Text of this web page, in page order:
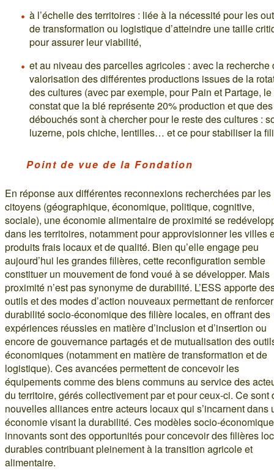
à l’échelle des territoires : liée à la nécessité pour les
de transformation ou logistique d’atteindre une taille
pour assurer leur viabilité,
et au niveau des parcelles agricoles : avec la recherche
valorisation des différentes productions issues de la
des cultures (avec par exemple, pour Pain et Partage, le
constat que la blé représente 20% production et que des
débouchés sont à chercher pour le reste des cultures :
luzerne, pois chiche, lentilles… et ce pour stabiliser la
Point de vue de la Fondation
En réponse aux différentes reconnexions recherchées par les
citoyens (géographique, économique, politique, cognitive,
sociale), une économie alimentaire de proximité se
dans les territoires, notamment pour approvisionner les villes
produits frais locaux et de qualité. Bien qu’elle engage peu
aujourd’hui les grandes filières, cette reconfiguration semble
constituer un mouvement de fond voué à se développer. Mais
proximité n’est pas synonyme de durabilité. L’ESS apporte
outils et des modes d’action nouveaux permettant de
durabilité socio-économique des filière locales, en offrant des
expériences réussies en matière d’inclusion et d’insertion ou
encore de gouvernance partagés et de mutualisation des
économiques (notamment en matière de transformation et de
logistique). Ces avancées permettent de concevoir les
équipements comme des biens communs au service des
du territoire, gérés collectivement par et pour ceux-ci. Ce sont
nouvelles alliances entre acteurs locaux qui s’incarnent dans
économie visant la durabilité. Ces modèles socio-
innovants sont des opportunités pour concevoir des filières
durables contribuant pleinement à la transition agricole et
alimentaire.